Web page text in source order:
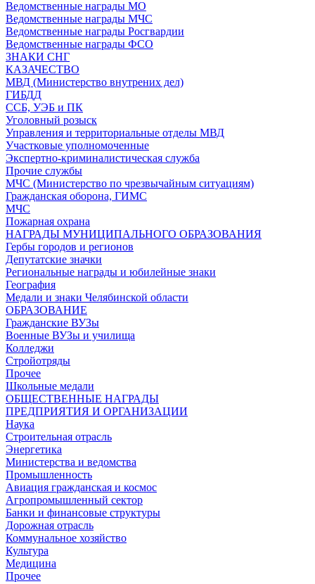
Ведомственные награды МО
Ведомственные награды МЧС
Ведомственные награды Росгвардии
Ведомственные награды ФСО
ЗНАКИ СНГ
КАЗАЧЕСТВО
МВД (Министерство внутрених дел)
ГИБДД
ССБ, УЭБ и ПК
Уголовный розыск
Управления и территориальные отделы МВД
Участковые уполномоченные
Экспертно-криминалистическая служба
Прочие службы
МЧС (Министерство по чрезвычайным ситуациям)
Гражданская оборона, ГИМС
МЧС
Пожарная охрана
НАГРАДЫ МУНИЦИПАЛЬНОГО ОБРАЗОВАНИЯ
Гербы городов и регионов
Депутатские значки
Региональные награды и юбилейные знаки
География
Медали и знаки Челябинской области
ОБРАЗОВАНИЕ
Гражданские ВУЗы
Военные ВУЗы и училища
Колледжи
Стройотряды
Прочее
Школьные медали
ОБЩЕСТВЕННЫЕ НАГРАДЫ
ПРЕДПРИЯТИЯ И ОРГАНИЗАЦИИ
Наука
Строительная отрасль
Энергетика
Министерства и ведомства
Промышленность
Авиация гражданская и космос
Агропромышленный сектор
Банки и финансовые структуры
Дорожная отрасль
Коммунальное хозяйство
Культура
Медицина
Прочее